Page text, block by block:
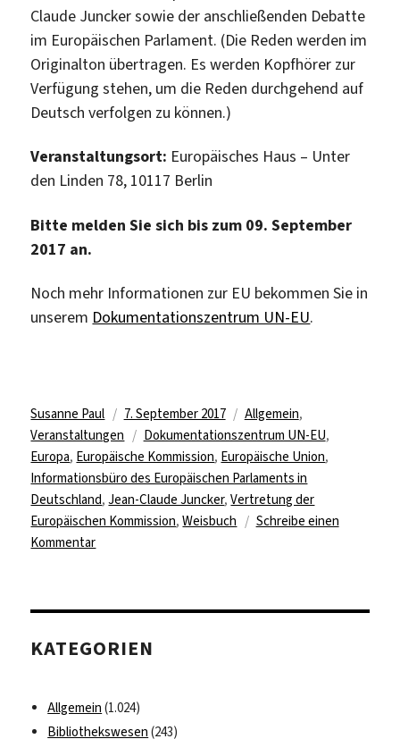
Claude Juncker sowie der anschließenden Debatte
im Europäischen Parlament. (Die Reden werden im
Originalton übertragen. Es werden Kopfhörer zur
Verfügung stehen, um die Reden durchgehend auf
Deutsch verfolgen zu können.)
Veranstaltungsort: Europäisches Haus – Unter
den Linden 78, 10117 Berlin
Bitte melden Sie sich bis zum 09. September
2017 an.
Noch mehr Informationen zur EU bekommen Sie in
unserem Dokumentationszentrum UN-EU.
Autor
Susanne Paul
Veröffentlicht
am
7. September 2017 Kategorien
Allgemein,
Veranstaltungen
Schlagwörter
Dokumentationszentrum UN-EU,
Europa, Europäische Kommission, Europäische Union,
Informationsbüro des Europäischen Parlaments in
Deutschland,Jean-Claude Juncker,Vertretung der
Europäischen Kommission,Weisbuch
Schreibe einen
Kommentarzu
Rede
Lage
Union
2017
KATEGORIEN
Allgemein (1.024)
Bibliothekswesen (243)